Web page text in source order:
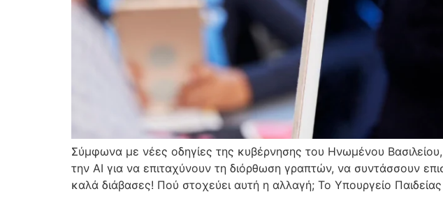
Σύμφωνα με νέες οδηγίες της κυβέρνησης του Ηνωμένου
την AI για να επιταχύνουν τη διόρθωση γραπτών, να συντάσσουν
καλά διάβασες! Πού στοχεύει αυτή η αλλαγή; Το Υπουργείο